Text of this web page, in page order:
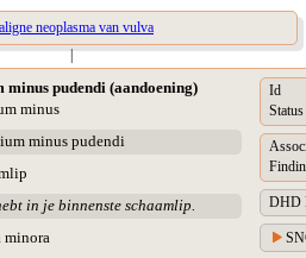
neoplasma van vulva
|
pudendi (aandoening)
minus
minus pudendi
in je binnenste schaamlip.
minora
Id
Status
DHD